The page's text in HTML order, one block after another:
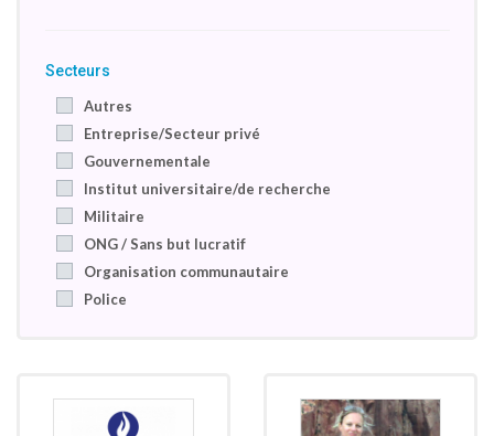
Secteurs
Autres
Entreprise/Secteur privé
Gouvernementale
Institut universitaire/de recherche
Militaire
ONG / Sans but lucratif
Organisation communautaire
Police